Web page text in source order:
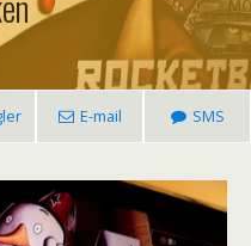
E-mail SMS